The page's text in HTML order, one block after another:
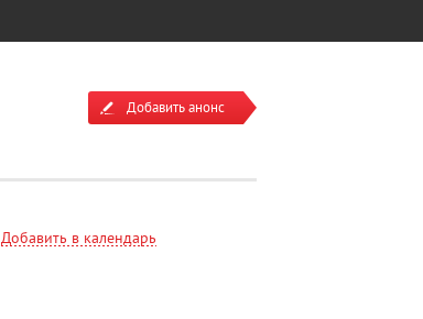
Добавить анонс
Добавить в календарь